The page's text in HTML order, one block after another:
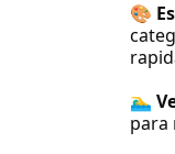
🎨
🏊‍♂️
para